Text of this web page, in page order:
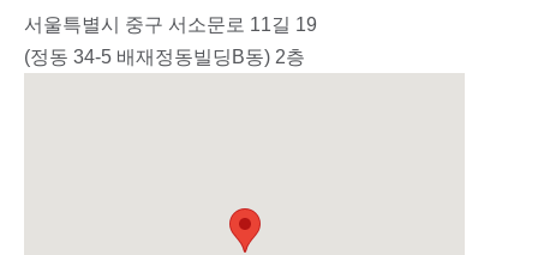
서울특별시 중구 서소문로 11길 19
(정동 34-5 배재정동빌딩B동) 2층